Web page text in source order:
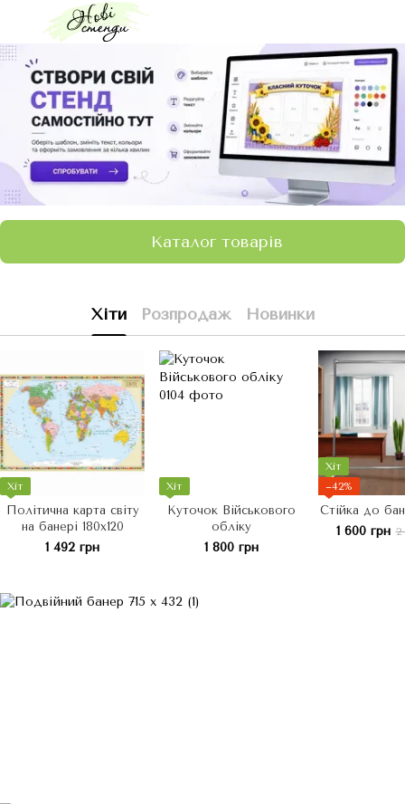
Каталог товарів
Хіти Розпродаж Новинки
Хіт
Політична карта світу
на банері 180х120
1 492 грн
Хіт
Куточок Військового
обліку
1 800 грн
Хіт
−42%
Стійка до
1 600 грн 2